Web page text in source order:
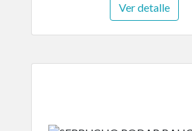
Ver detalle